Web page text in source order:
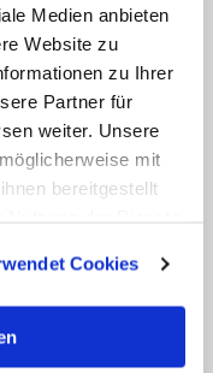
Medien anbieten
Website zu
zu Ihrer
Partner für
weiter. Unsere
mit
bereitgestellt
Cookies
gewartet
bringt eure
und Freude,
Lächeln
die
sei
ihre
der bunten